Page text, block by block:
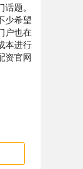
题。
少希望
户也在
本进行
资官网